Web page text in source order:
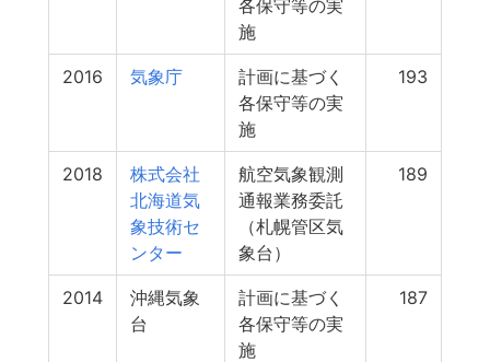
各保守等の実
施
2016 気象庁
計画に基づく
各保守等の実
施
193
2018
株式会社
北海道気
象技術セ
ンター
航空気象観測
通報業務委託
（札幌管区気
象台）
189
2014
沖縄気象
台
計画に基づく
各保守等の実
施
187